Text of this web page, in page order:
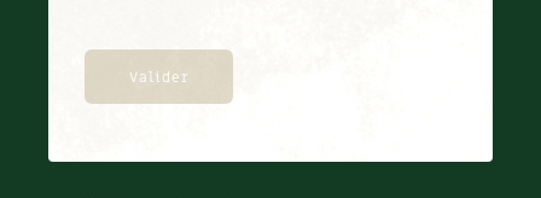
Pelouse
Permaculture